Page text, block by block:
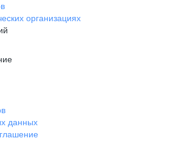
организациях
данных